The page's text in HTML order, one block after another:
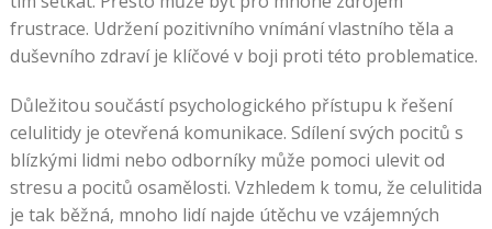
frustrace. Udržení pozitivního vnímání vlastního těla a
duševního zdraví je klíčové v boji proti této problematice.
Důležitou součástí psychologického přístupu k řešení
celulitidy je otevřená komunikace. Sdílení svých pocitů s
blízkými lidmi nebo odborníky může pomoci ulevit od
stresu a pocitů osamělosti. Vzhledem k tomu, že celulitida
je tak běžná, mnoho lidí najde útěchu ve vzájemných